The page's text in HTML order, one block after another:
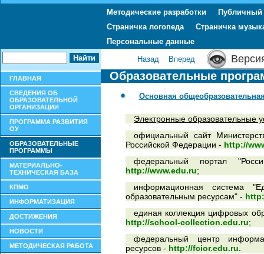
Методические разработки
Публичный
Страничка логопеда
Страничка
Персональные данные
ГЛАВНАЯ
СВЕДЕНИЯ ОБ
ОБРАЗОВАТЕЛЬНОЙ
ОРГАНИЗАЦИИ
ПРОГРАММА РАЗВИТИЯ
ОУ
ОБРАЗОВАТЕЛЬНЫЕ
ПРОГРАММЫ
МАТЕРИАЛЬНО-
ТЕХНИЧЕСКАЯ БАЗА
КПМО
ИНФОРМАТИЗАЦИЯ
ДОСТИЖЕНИЯ
НОВОСТИ
МЕТОДИЧЕСКАЯ РАБОТА
Назад Вперед
Образовательные
Основная
Электронные образовательные
официальный сайт
Российской Федерации - http://
федеральный портал
http://www.edu.ru;
информационная система
образовательным ресурсам" -
единая коллекция цифровых
http://school-collection.edu.ru;
федеральный центр
ресурсов - http://fcior.edu.ru.